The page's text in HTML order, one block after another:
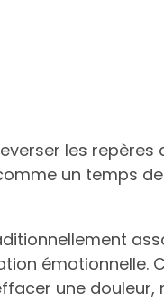
les
un temps
émotionnelle.
une